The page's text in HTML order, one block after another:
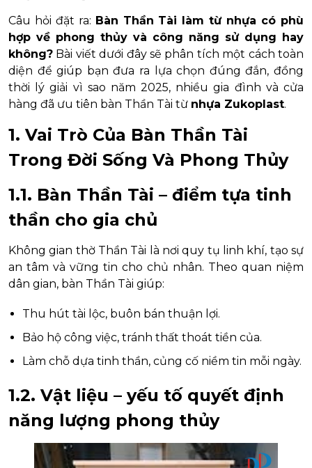
Câu hỏi đặt ra: Bàn Thần Tài làm từ nhựa có phù
hợp về phong thủy và công năng sử dụng hay
không? Bài viết dưới đây sẽ phân tích một cách toàn
diện để giúp bạn đưa ra lựa chọn đúng đắn, đồng
thời lý giải vì sao năm 2025, nhiều gia đình và cửa
hàng đã ưu tiên bàn Thần Tài từ nhựa Zukoplast.
1. Vai Trò Của Bàn Thần Tài
Trong Đời Sống Và Phong Thủy
1.1. Bàn Thần Tài – điểm tựa tinh
thần cho gia chủ
Không gian thờ Thần Tài là nơi quy tụ linh khí, tạo sự
an tâm và vững tin cho chủ nhân. Theo quan niệm
dân gian, bàn Thần Tài giúp:
Thu hút tài lộc, buôn bán thuận lợi.
Bảo hộ công việc, tránh thất thoát tiền của.
Làm chỗ dựa tinh thần, củng cố niềm tin mỗi ngày.
1.2. Vật liệu – yếu tố quyết định
năng lượng phong thủy